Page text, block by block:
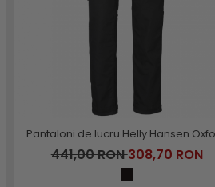
Pantaloni de lucru Helly Hansen
441,00 RON308,70 RON